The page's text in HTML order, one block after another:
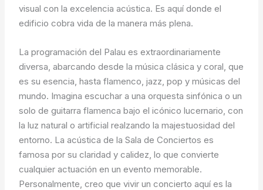
visual con la excelencia acústica. Es aquí donde el
edificio cobra vida de la manera más plena.
La programación del Palau es extraordinariamente
diversa, abarcando desde la música clásica y coral, que
es su esencia, hasta flamenco, jazz, pop y músicas del
mundo. Imagina escuchar a una orquesta sinfónica o un
solo de guitarra flamenca bajo el icónico lucernario, con
la luz natural o artificial realzando la majestuosidad del
entorno. La acústica de la Sala de Conciertos es
famosa por su claridad y calidez, lo que convierte
cualquier actuación en un evento memorable.
Personalmente, creo que vivir un concierto aquí es la